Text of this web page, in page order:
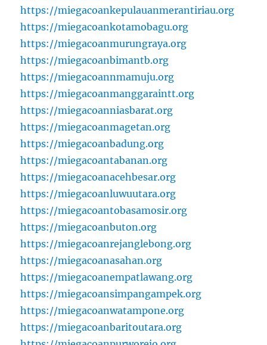
https://miegacoankepulauanmerantiriau.org
https://miegacoankotamobagu.org
https://miegacoanmurungraya.org
https://miegacoanbimantb.org
https://miegacoannmamuju.org
https://miegacoanmanggaraintt.org
https://miegacoanniasbarat.org
https://miegacoanmagetan.org
https://miegacoanbadung.org
https://miegacoantabanan.org
https://miegacoanacehbesar.org
https://miegacoanluwuutara.org
https://miegacoantobasamosir.org
https://miegacoanbuton.org
https://miegacoanrejanglebong.org
https://miegacoanasahan.org
https://miegacoanempatlawang.org
https://miegacoansimpangampek.org
https://miegacoanwatampone.org
https://miegacoanbaritoutara.org